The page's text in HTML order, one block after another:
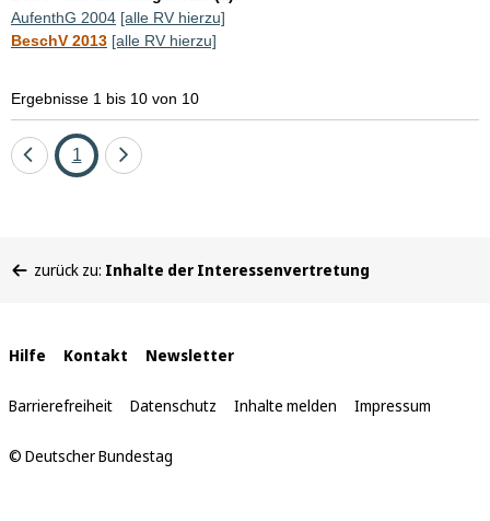
AufenthG 2004 [alle RV hierzu]
BeschV 2013 [alle RV hierzu]
Ergebnisse 1 bis 10 von 10
EineSeite
1
Eine
befinden
zurück zu: Inhalte der Interessenvertretung
Interne
Links
Hilfe Kontakt Newsletter
Barrierefreiheit Datenschutz Inhalte melden Impressum
© Deutscher Bundestag